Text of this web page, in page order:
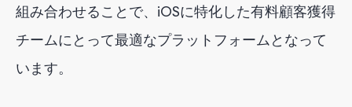
組み合わせることで、iOSに特化した有料顧客獲得
チームにとって最適なプラットフォームとなって
います。